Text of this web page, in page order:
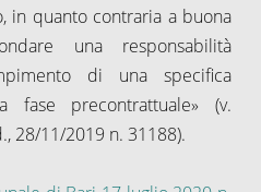
in quanto contraria a buona
una responsabilità
di una specifica
fase precontrattuale» (v.
28/11/2019 n. 31188).